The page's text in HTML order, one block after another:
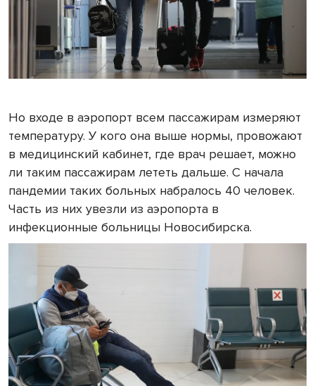
Но входе в аэропорт всем пассажирам измеряют
температуру. У кого она выше нормы, провожают
в медицинский кабинет, где врач решает, можно
ли таким пассажирам лететь дальше. С начала
пандемии таких больных набралось 40 человек.
Часть из них увезли из аэропорта в
инфекционные больницы Новосибирска.